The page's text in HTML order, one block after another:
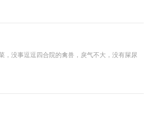
，没事逗逗四合院的禽兽，戾气不大，没有屎尿